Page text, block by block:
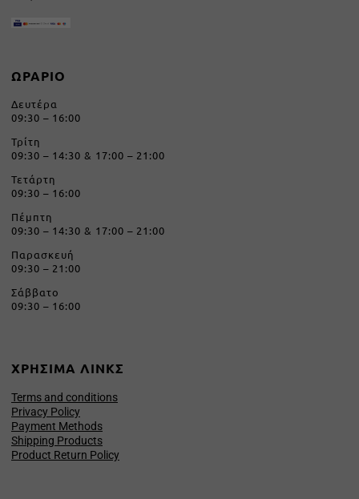
ΩΡΑΡΙΟ
Δευτέρα
09:30 – 16:00
Τρίτη
09:30 – 14:30 & 17:00 – 21:00
Τετάρτη
09:30 – 16:00
Πέμπτη
09:30 – 14:30 & 17:00 – 21:00
Παρασκευή
09:30 – 21:00
Σάββατο
09:30 – 16:00
ΧΡΗΣΙΜΑ ΛΙΝΚΣ
Terms and conditions
Privacy Policy
Payment Methods
Shipping Products
Product Return Policy